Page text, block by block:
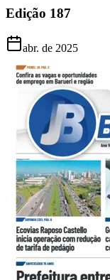
Edição 187
abr. de 2025